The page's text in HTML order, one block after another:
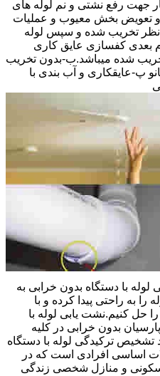
جهت رفع نشتی و نم لوله های
و تعویض بخش معیوب و عملیات
نظر تخریب شده و سپس لوله
بعدی کفسازی عایق کاری
شده میباشد.ب-بدون تخریب
پ-عایقکاری و آب بندی با
با دستگاه بدون خرابی به
به راحتی پیدا کرده و با
حل کنیم.نشت یابی لوله با
بدون خرابی در کلیه
ترکیدگی لوله با دستگاه
اساسی افرادی است که در
و منازل شخصی زندگی